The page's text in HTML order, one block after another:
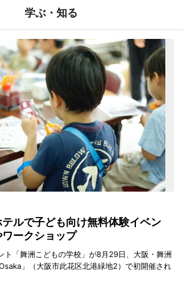
学ぶ・知る
ルで子ども向け無料体験イベン
ークショップ
ト「舞洲こどもの学校」が8月29日、大阪・舞洲
」（大阪市此花区北港緑地2）で初開催され